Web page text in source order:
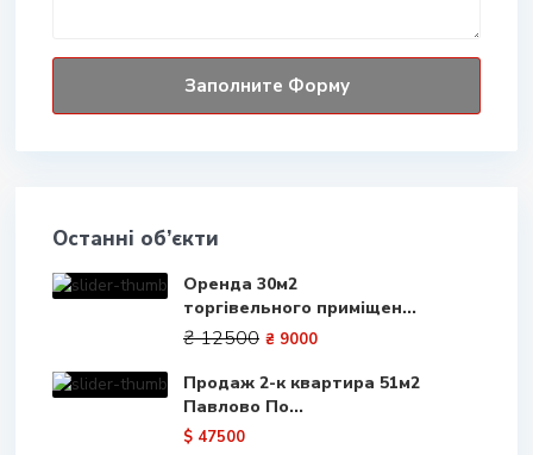
Останні об’єкти
Оренда 30м2
торгівельного приміщен...
₴ 12500 ₴ 9000
Продаж 2-к квартира 51м2
Павлово По...
$ 47500